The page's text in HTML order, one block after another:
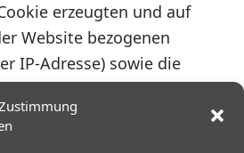
erzeugten und auf
Website bezogenen
IP-Adresse) sowie die
Daten durch Google
Sie ein Browser-Add-